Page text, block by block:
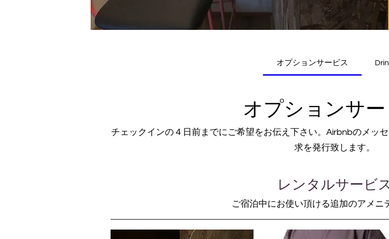
オプションサービス
オプションサー
チェックインの４日前までにご希望をお伝え下さい。Airbnbのメッ
求を発行致します。
レンタルサービ
ご宿泊中にお使い頂ける追加のアメニ